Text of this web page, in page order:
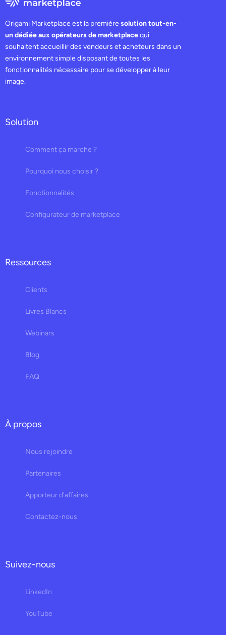
Origami Marketplace est la première solution tout-en-
un dédiée aux opérateurs de marketplacequi
souhaitent accueillir des vendeurs et acheteurs dans un
environnement simple disposant de toutes les
fonctionnalités nécessaire pour se développer à leur
image.
Solution
Comment ça marche ?
Pourquoi nous choisir ?
Fonctionnalités
Configurateur de marketplace
Ressources
Clients
Livres Blancs
Webinars
Blog
FAQ
À propos
Nous rejoindre
Partenaires
Apporteur d'affaires
Contactez-nous
Suivez-nous
LinkedIn
YouTube